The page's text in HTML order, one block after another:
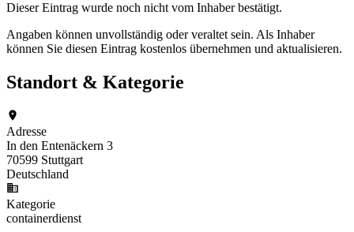
Dieser Eintrag wurde noch nicht vom Inhaber bestätigt.
Angaben können unvollständig oder veraltet sein. Als Inhaber
können Sie diesen Eintrag kostenlos übernehmen und aktualisieren.
Standort & Kategorie
Adresse
In den Entenäckern 3
70599 Stuttgart
Deutschland
Kategorie
containerdienst